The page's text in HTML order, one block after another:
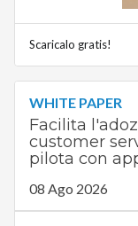
Scaricalo gratis!
WHITE PAPER
Facilita
customer
pilota con
08 Ago 2026